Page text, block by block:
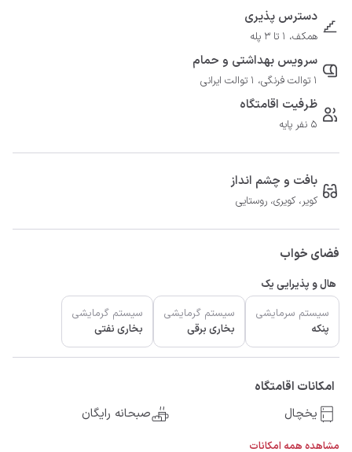
دسترس پذیری
همکف، 1 تا 3 پله
سرویس بهداشتی و حمام
1 توالت فرنگی، 1 توالت ایرانی
ظرفیت اقامتگاه
5 نفر پایه
بافت و چشم انداز
کویر، کویری، روستایی
فضای خواب
هال و پذیرایی یک
سیستم سرمایشی
پنکه
سیستم گرمایشی
بخاری برقی
سیستم گرمایشی
بخاری نفتی
امکانات اقامتگاه
یخچال
صبحانه رایگان
مشاهده همه امکانات